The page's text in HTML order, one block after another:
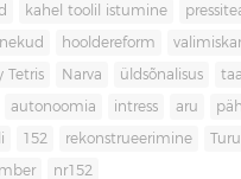
kahel toolil istumine
hooldereform
Tetris Narva üldsõnalisus
autonoomia intress aru
152 rekonstrueerimine Turu
nr152